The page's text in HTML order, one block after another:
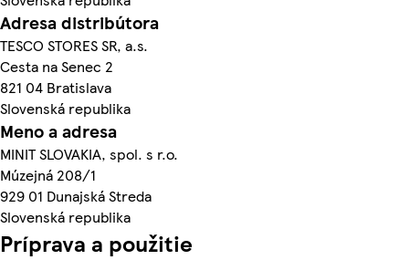
Adresa distribútora
TESCO STORES SR, a.s.
Cesta na Senec 2
821 04 Bratislava
Slovenská republika
Meno a adresa
MINIT SLOVAKIA, spol. s r.o.
Múzejná 208/1
929 01 Dunajská Streda
Slovenská republika
Príprava a použitie